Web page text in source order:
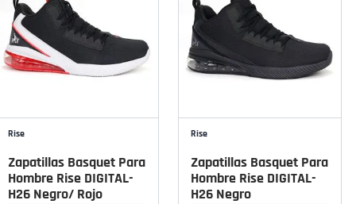
Rise
Zapatillas Basquet Para
Hombre Rise DIGITAL-
H26 Negro/ Rojo
Rise
Zapatillas Basquet Para
Hombre Rise DIGITAL-
H26 Negro